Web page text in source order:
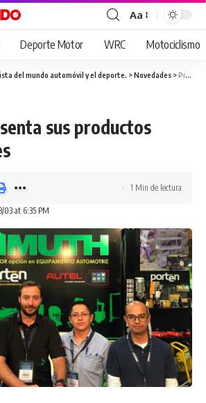
Cambiar
tamaño
fuente
Aa
Deporte Motor WRC Motociclismo
del mundo automóvil y el deporte. >Novedades >Pintulac presenta sus productos automotrices
sus productos
03 at 6:35 PM
1 Min de lectura